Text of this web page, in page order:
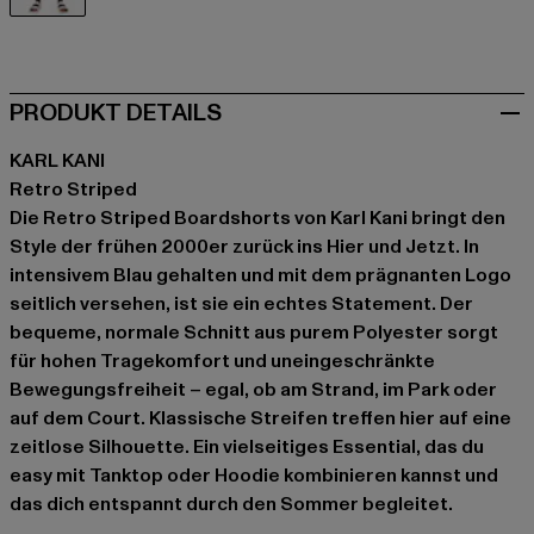
PRODUKT DETAILS
KARL KANI
Retro Striped
Die Retro Striped Boardshorts von Karl Kani bringt den
Style der frühen 2000er zurück ins Hier und Jetzt. In
intensivem Blau gehalten und mit dem prägnanten Logo
seitlich versehen, ist sie ein echtes Statement. Der
bequeme, normale Schnitt aus purem Polyester sorgt
für hohen Tragekomfort und uneingeschränkte
Bewegungsfreiheit – egal, ob am Strand, im Park oder
auf dem Court. Klassische Streifen treffen hier auf eine
zeitlose Silhouette. Ein vielseitiges Essential, das du
easy mit Tanktop oder Hoodie kombinieren kannst und
das dich entspannt durch den Sommer begleitet.